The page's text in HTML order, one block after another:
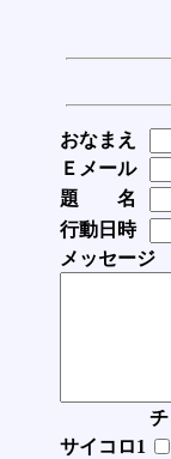
おなまえ
Ｅメール
題 名
行動日時
メッセージ
サイコロ1